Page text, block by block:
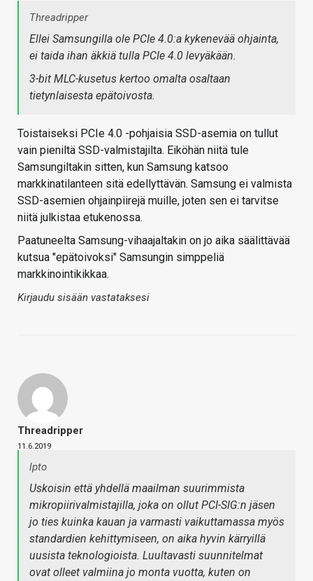
Threadripper
Ellei Samsungilla ole PCIe 4.0:a kykenevää ohjainta,
ei taida ihan äkkiä tulla PCIe 4.0 levyäkään.
3-bit MLC-kusetus kertoo omalta osaltaan
tietynlaisesta epätoivosta.
Toistaiseksi PCIe 4.0 -pohjaisia SSD-asemia on tullut
vain pieniltä SSD-valmistajilta. Eiköhän niitä tule
Samsungiltakin sitten, kun Samsung katsoo
markkinatilanteen sitä edellyttävän. Samsung ei valmista
SSD-asemien ohjainpiirejä muille, joten sen ei tarvitse
niitä julkistaa etukenossa.
Paatuneelta Samsung-vihaajaltakin on jo aika säälittävää
kutsua "epätoivoksi" Samsungin simppeliä
markkinointikikkaa.
Kirjaudu sisään vastataksesi
Threadripper
11.6.2019
lpto
Uskoisin että yhdellä maailman suurimmista
mikropiirivalmistajilla, joka on ollut PCI-SIG:n jäsen
jo ties kuinka kauan ja varmasti vaikuttamassa myös
standardien kehittymiseen, on aika hyvin kärryillä
uusista teknologioista. Luultavasti suunnitelmat
ovat olleet valmiina jo monta vuotta, kuten on